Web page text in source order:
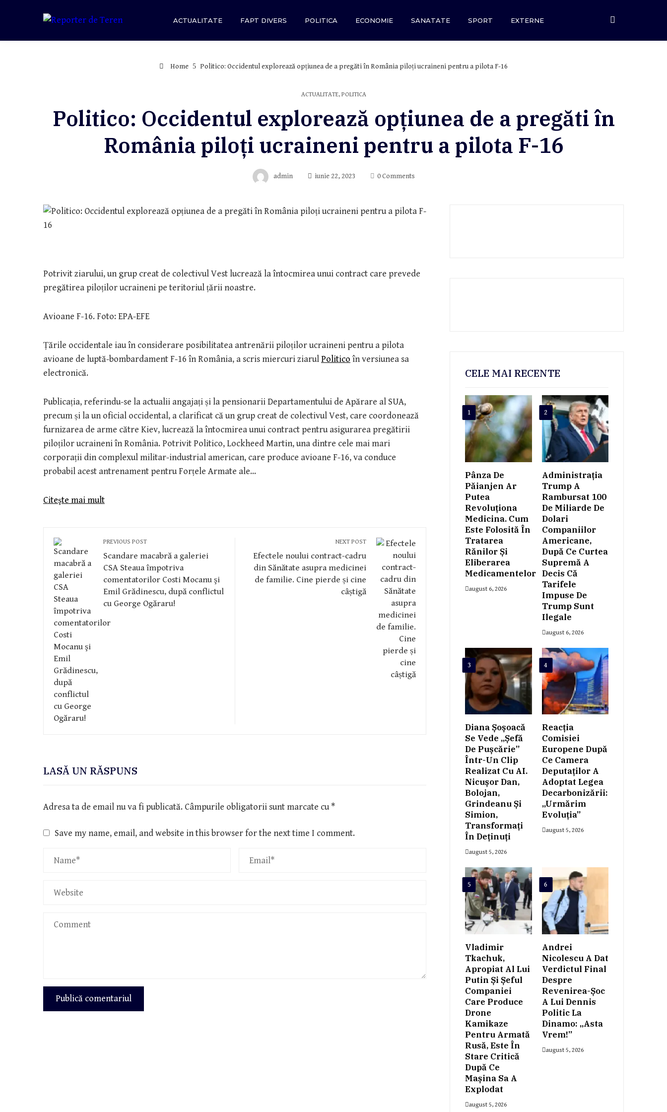
ACTUALITATE FAPT DIVERS POLITICA ECONOMIE SANATATE SPORT EXTERNE
Home Politico: Occidentul explorează opțiunea de a pregăti în România piloți ucraineni pentru a pilota F-16
ACTUALITATE, POLITICA
Politico: Occidentul explorează opțiunea de a pregăti în
România piloți ucraineni pentru a pilota F-16
admin iunie 22, 2023 0 Comments
Potrivit ziarului, un grup creat de colectivul Vest lucrează la întocmirea unui contract care prevede
pregătirea piloților ucraineni pe teritoriul țării noastre.
Avioane F-16. Foto: EPA-EFE
Țările occidentale iau în considerare posibilitatea antrenării piloților ucraineni pentru a pilota
avioane de luptă-bombardament F-16 în România, a scris miercuri ziarulPolitico în versiunea sa
electronică.
Publicația, referindu-se la actualii angajați și la pensionarii Departamentului de Apărare al SUA,
precum și la un oficial occidental, a clarificat că un grup creat de colectivul Vest, care coordonează
furnizarea de arme către Kiev, lucrează la întocmirea unui contract pentru asigurarea pregătirii
piloților ucraineni în România. Potrivit Politico, Lockheed Martin, una dintre cele mai mari
corporații din complexul militar-industrial american, care produce avioane F-16, va conduce
probabil acest antrenament pentru Forțele Armate ale…
Citeşte mai mult
PREVIOUS POST
Scandare macabră a galeriei
CSA Steaua împotriva
comentatorilor Costi Mocanu şi
Emil Grădinescu, după conflictul
cu George Ogăraru!
NEXT POST
Efectele noului contract-cadru
din Sănătate asupra medicinei
de familie. Cine pierde și cine
câștigă
LASĂ UN RĂSPUNS
Adresa ta de email nu va fi publicată. Câmpurile obligatorii sunt marcate cu*
Save my name, email, and website in this browser for the next time I comment.
CELE MAI RECENTE
1
Pânza De
Păianjen Ar
Putea
Revoluționa
Medicina. Cum
Este Folosită În
Tratarea
Rănilor Și
Eliberarea
Medicamentelor
august 6, 2026
2
Administrația
Trump A
Rambursat 100
De Miliarde De
Dolari
Companiilor
Americane,
După Ce Curtea
Supremă A
Decis Că
Tarifele
Impuse De
Trump Sunt
Ilegale
august 6, 2026
3
Diana Șoșoacă
Se Vede „șefă
De Pușcărie”
Într-Un Clip
Realizat Cu AI.
Nicușor Dan,
Bolojan,
Grindeanu Și
Simion,
Transformați
În Deținuți
august 5, 2026
4
Reacția
Comisiei
Europene După
Ce Camera
Deputaților A
Adoptat Legea
Decarbonizării:
„Urmărim
Evoluția”
august 5, 2026
5
Vladimir
Tkachuk,
Apropiat Al Lui
Putin Și Șeful
Companiei
Care Produce
Drone
Kamikaze
Pentru Armată
Rusă, Este În
Stare Critică
După Ce
Mașina Sa A
Explodat
august 5, 2026
6
Andrei
Nicolescu A Dat
Verdictul Final
Despre
Revenirea-Șoc
A Lui Dennis
Politic La
Dinamo: „Asta
Vrem!”
august 5, 2026